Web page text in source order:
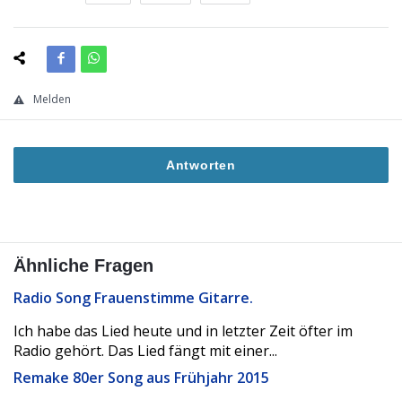
Melden
Antworten
Ähnliche Fragen
Radio Song Frauenstimme Gitarre.
Ich habe das Lied heute und in letzter Zeit öfter im
Radio gehört. Das Lied fängt mit einer...
Remake 80er Song aus Frühjahr 2015